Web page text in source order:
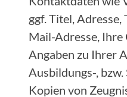
ggf. Titel, Adresse,
Mail-Adresse,
Angaben zu Ihrer
Ausbildungs-,
Kopien von